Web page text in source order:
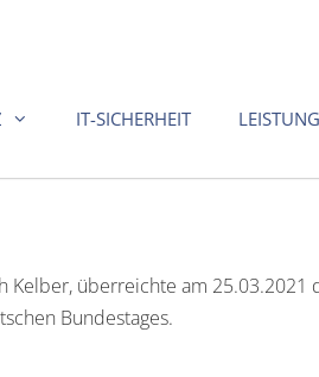
IT-SICHERHEIT
Kelber, überreichte am 25.03.2021
Bundestages.